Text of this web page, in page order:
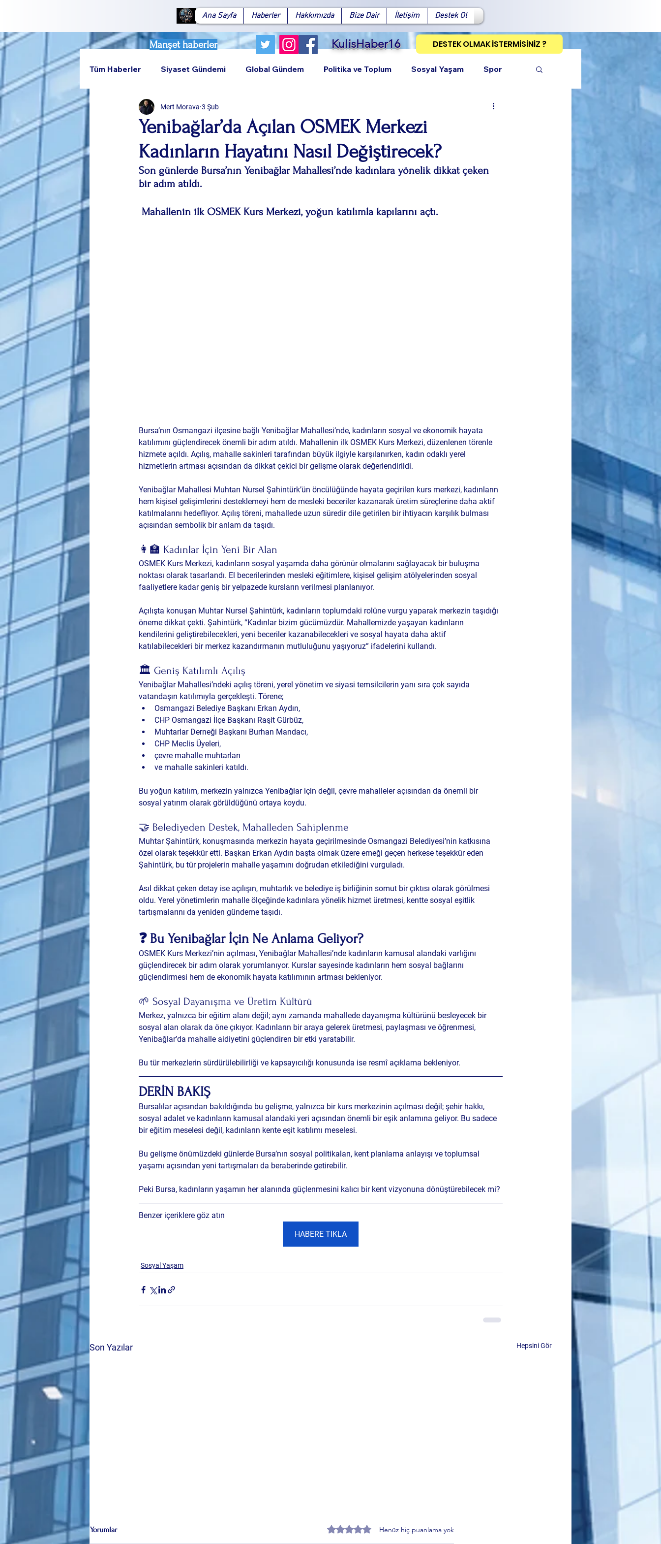
Ana Sayfa Haberler Hakkımızda Bize Dair İletişim Destek Ol
Manşet haberler KulisHaber16 DESTEK OLMAK İSTERMİSİNİZ ?
Facebook X (Twitter)WhatsAppLinkedInPinterestBağlantıyı Kopyala
Tüm Haberler Siyaset Gündemi Global Gündem Politika ve Toplum Sosyal Yaşam Spor
Teknoloji Rumeli
Yenibağlar’da Açılan OSMEK Merkezi
Kadınların Hayatını Nasıl Değiştirecek?
Mert Morava 3 Şub
Son günlerde Bursa’nın Yenibağlar Mahallesi’nde kadınlara yönelik dikkat çeken
bir adım atıldı.
Mahallenin ilk OSMEK Kurs Merkezi, yoğun katılımla kapılarını açtı.
Bursa’nın Osmangazi ilçesine bağlı Yenibağlar Mahallesi’nde, kadınların sosyal ve ekonomik hayata
katılımını güçlendirecek önemli bir adım atıldı. Mahallenin ilk OSMEK Kurs Merkezi, düzenlenen törenle
hizmete açıldı. Açılış, mahalle sakinleri tarafından büyük ilgiyle karşılanırken, kadın odaklı yerel
hizmetlerin artması açısından da dikkat çekici bir gelişme olarak değerlendirildi.
Yenibağlar Mahallesi Muhtarı Nursel Şahintürk’ün öncülüğünde hayata geçirilen kurs merkezi, kadınların
hem kişisel gelişimlerini desteklemeyi hem de mesleki beceriler kazanarak üretim süreçlerine daha aktif
katılmalarını hedefliyor. Açılış töreni, mahallede uzun süredir dile getirilen bir ihtiyacın karşılık bulması
açısından sembolik bir anlam da taşıdı.
👩‍🏫 Kadınlar İçin Yeni Bir Alan
OSMEK Kurs Merkezi, kadınların sosyal yaşamda daha görünür olmalarını sağlayacak bir buluşma
noktası olarak tasarlandı. El becerilerinden mesleki eğitimlere, kişisel gelişim atölyelerinden sosyal
faaliyetlere kadar geniş bir yelpazede kursların verilmesi planlanıyor.
Açılışta konuşan Muhtar Nursel Şahintürk, kadınların toplumdaki rolüne vurgu yaparak merkezin taşıdığı
öneme dikkat çekti. Şahintürk, “Kadınlar bizim gücümüzdür. Mahallemizde yaşayan kadınların
kendilerini geliştirebilecekleri, yeni beceriler kazanabilecekleri ve sosyal hayata daha aktif
katılabilecekleri bir merkez kazandırmanın mutluluğunu yaşıyoruz” ifadelerini kullandı.
🏛️ Geniş Katılımlı Açılış
Yenibağlar Mahallesi’ndeki açılış töreni, yerel yönetim ve siyasi temsilcilerin yanı sıra çok sayıda
vatandaşın katılımıyla gerçekleşti. Törene;
Osmangazi Belediye Başkanı Erkan Aydın,
CHP Osmangazi İlçe Başkanı Raşit Gürbüz,
Muhtarlar Derneği Başkanı Burhan Mandacı,
CHP Meclis Üyeleri,
çevre mahalle muhtarları
ve mahalle sakinleri katıldı.
Bu yoğun katılım, merkezin yalnızca Yenibağlar için değil, çevre mahalleler açısından da önemli bir
sosyal yatırım olarak görüldüğünü ortaya koydu.
🤝 Belediyeden Destek, Mahalleden Sahiplenme
Muhtar Şahintürk, konuşmasında merkezin hayata geçirilmesinde Osmangazi Belediyesi’nin katkısına
özel olarak teşekkür etti. Başkan Erkan Aydın başta olmak üzere emeği geçen herkese teşekkür eden
Şahintürk, bu tür projelerin mahalle yaşamını doğrudan etkilediğini vurguladı.
Asıl dikkat çeken detay ise açılışın, muhtarlık ve belediye iş birliğinin somut bir çıktısı olarak görülmesi
oldu. Yerel yönetimlerin mahalle ölçeğinde kadınlara yönelik hizmet üretmesi, kentte sosyal eşitlik
tartışmalarını da yeniden gündeme taşıdı.
❓ Bu Yenibağlar İçin Ne Anlama Geliyor?
OSMEK Kurs Merkezi’nin açılması, Yenibağlar Mahallesi’nde kadınların kamusal alandaki varlığını
güçlendirecek bir adım olarak yorumlanıyor. Kurslar sayesinde kadınların hem sosyal bağlarını
güçlendirmesi hem de ekonomik hayata katılımının artması bekleniyor.
🌱 Sosyal Dayanışma ve Üretim Kültürü
Merkez, yalnızca bir eğitim alanı değil; aynı zamanda mahallede dayanışma kültürünü besleyecek bir
sosyal alan olarak da öne çıkıyor. Kadınların bir araya gelerek üretmesi, paylaşması ve öğrenmesi,
Yenibağlar’da mahalle aidiyetini güçlendiren bir etki yaratabilir.
Bu tür merkezlerin sürdürülebilirliği ve kapsayıcılığı konusunda ise resmî açıklama bekleniyor.
DERİN BAKIŞ
Bursalılar açısından bakıldığında bu gelişme, yalnızca bir kurs merkezinin açılması değil; şehir hakkı,
sosyal adalet ve kadınların kamusal alandaki yeri açısından önemli bir eşik anlamına geliyor. Bu sadece
bir eğitim meselesi değil, kadınların kente eşit katılımı meselesi.
Bu gelişme önümüzdeki günlerde Bursa’nın sosyal politikaları, kent planlama anlayışı ve toplumsal
yaşamı açısından yeni tartışmaları da beraberinde getirebilir.
Peki Bursa, kadınların yaşamın her alanında güçlenmesini kalıcı bir kent vizyonuna dönüştürebilecek mi?
Benzer içeriklere göz atın
HABERE TIKLA
Sosyal Yaşam
Son Yazılar Hepsini Gör
Yorumlar 5 üzerinden 0 yıldızHenüz hiç puanlama yok